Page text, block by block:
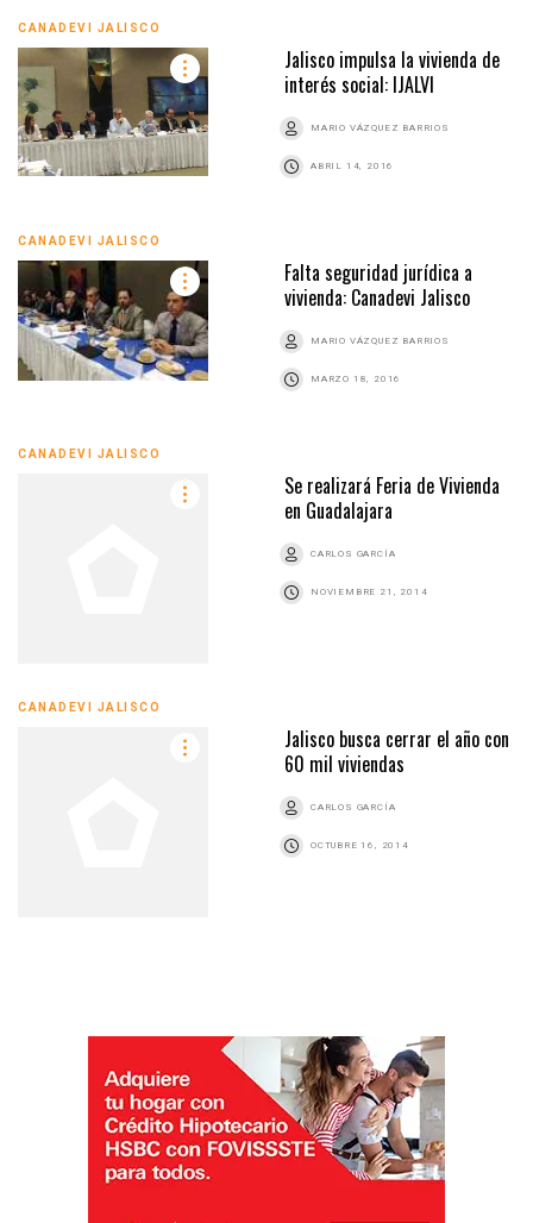
CANADEVI JALISCO
Jalisco impulsa la vivienda de
interés social: IJALVI
MARIO VÁZQUEZ BARRIOS
ABRIL 14, 2016
CANADEVI JALISCO
Falta seguridad jurídica a
vivienda: Canadevi Jalisco
MARIO VÁZQUEZ BARRIOS
MARZO 18, 2016
CANADEVI JALISCO
Se realizará Feria de Vivienda
en Guadalajara
CARLOS GARCÍA
NOVIEMBRE 21, 2014
CANADEVI JALISCO
Jalisco busca cerrar el año con
60 mil viviendas
CARLOS GARCÍA
OCTUBRE 16, 2014